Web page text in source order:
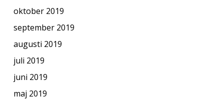
oktober 2019
september 2019
augusti 2019
juli 2019
juni 2019
maj 2019